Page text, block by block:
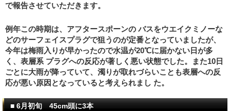
で報告させていただきます。
例年この時期は、アフタースポーンの バスをウエイクミノーな
どのサーフェイスプラグで狙うのが定番となっていましたが、
今年は梅雨入りが早かったので水温が20℃に届かない日が多
く、表層系 プラグへの反応が著しく悪い状態でした。また10日
ごとに大雨が降っていて、濁りが取れづらいことも表層への反
応が悪い原因となっていると考えられまし た。
■ 6月初旬 45cm頭に3本